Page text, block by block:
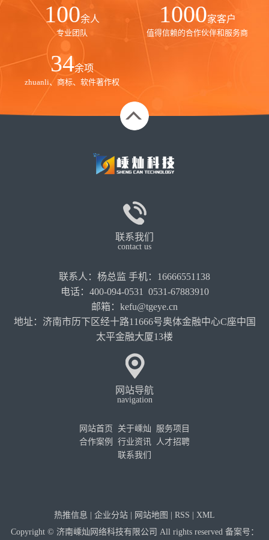
100余人
专业团队
1000家客户
值得信赖的合作伙伴和服务商
35余项
zhuanli、商标、软件著作权
联系我们
contact us
联系人：杨总监 手机：16666551138
电话：400-094-0531 0531-67883910
邮箱：kefu@tgeye.cn
地址：济南市历下区经十路11666号奥体金融中心C座中国
太平金融大厦13楼
网站导航
navigation
网站首页 关于嵊灿
服务项目
合作案例
行业资讯
人才招聘
联系我们
热推信息 | 企业分站 | 网站地图 | RSS | XML
Copyright © 济南嵊灿网络科技有限公司 All rights reserved 备案号：